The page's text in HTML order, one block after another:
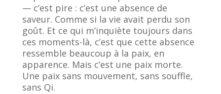
— c’est pire : c’est une absence de
saveur. Comme si la vie avait perdu son
goût. Et ce qui m’inquiète toujours dans
ces moments-là, c’est que cette absence
ressemble beaucoup à la paix, en
apparence. Mais c’est une paix morte.
Une paix sans mouvement, sans souffle,
sans Qi.